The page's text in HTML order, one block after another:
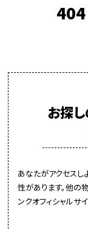
お探
あなたがアクセスし
性があります。他の
ンクオフィシャルサ